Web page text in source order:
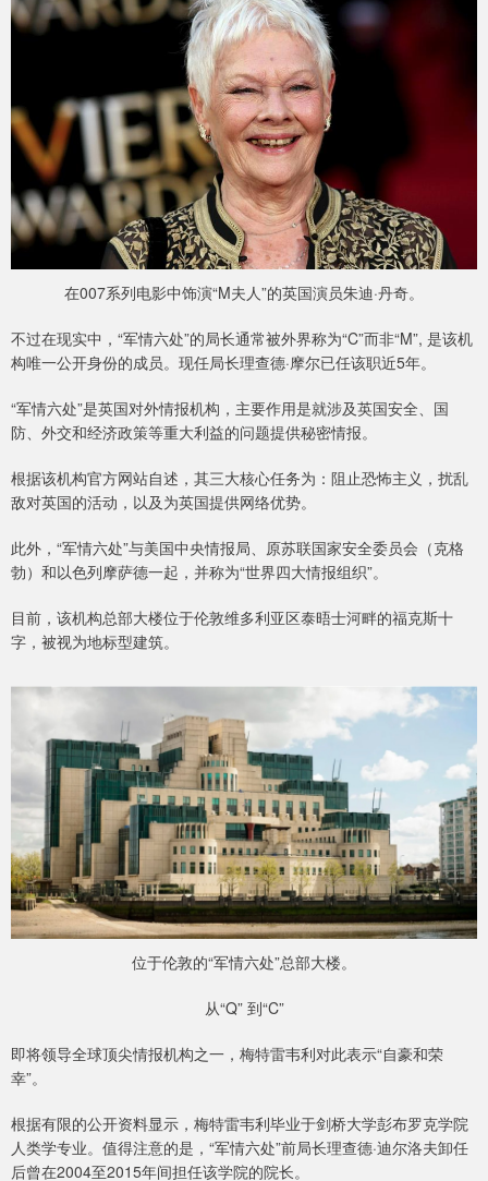
在007系列电影中饰演“M夫人”的英国演员朱迪·丹奇。
不过在现实中，“军情六处”的局长通常被外界称为“C”而非“M”, 是该机
构唯一公开身份的成员。现任局长理查德·摩尔已任该职近5年。
“军情六处”是英国对外情报机构，主要作用是就涉及英国安全、国
防、外交和经济政策等重大利益的问题提供秘密情报。
根据该机构官方网站自述，其三大核心任务为：阻止恐怖主义，扰乱
敌对英国的活动，以及为英国提供网络优势。
此外，“军情六处”与美国中央情报局、原苏联国家安全委员会（克格
勃）和以色列摩萨德一起，并称为“世界四大情报组织”。
目前，该机构总部大楼位于伦敦维多利亚区泰晤士河畔的福克斯十
字，被视为地标型建筑。
位于伦敦的“军情六处”总部大楼。
从“Q” 到“C”
即将领导全球顶尖情报机构之一，梅特雷韦利对此表示“自豪和荣
幸”。
根据有限的公开资料显示，梅特雷韦利毕业于剑桥大学彭布罗克学院
人类学专业。值得注意的是，“军情六处”前局长理查德·迪尔洛夫卸任
后曾在2004至2015年间担任该学院的院长。